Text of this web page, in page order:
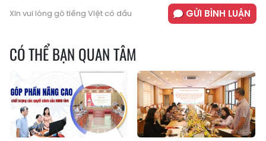
Xin vui lòng gõ tiếng Việt có dấu GỬI BÌNH LUẬN
CÓ THỂ BẠN QUAN TÂM